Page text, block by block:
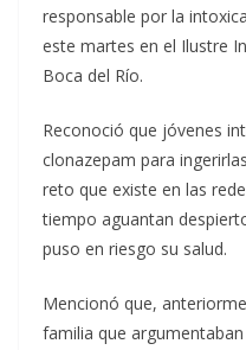
responsable por la
este martes en el Ilustre
Boca del Río.
Reconoció que jóvenes
clonazepam para
reto que existe en las
tiempo aguantan
puso en riesgo su salud.
Mencionó que,
familia que